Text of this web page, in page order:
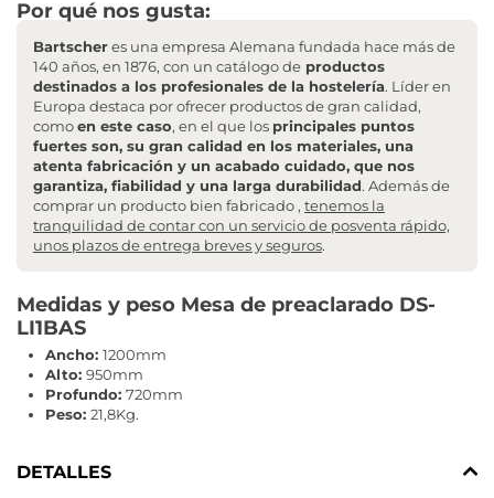
Por qué nos gusta:
Bartscheres una empresa Alemana fundada hace más de
140 años, en 1876, con un catálogo de productos
destinados a los profesionales de la hostelería. Líder en
Europa destaca por ofrecer productos de gran calidad,
comoen este caso, en el que los principales puntos
fuertes son, su gran calidad en los materiales, una
atenta fabricación y un acabado cuidado, que nos
garantiza, fiabilidad y una larga durabilidad. Además de
comprar un producto bien fabricado , tenemos la
tranquilidad de contar con un servicio de posventa rápido,
unos plazos de entrega breves y seguros.
Medidas y peso Mesa de preaclarado DS-
LI1BAS
Ancho: 1200mm
Alto: 950mm
Profundo: 720mm
Peso: 21,8Kg.
DETALLES